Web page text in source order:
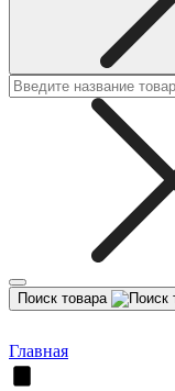
Поиск товара
Главная